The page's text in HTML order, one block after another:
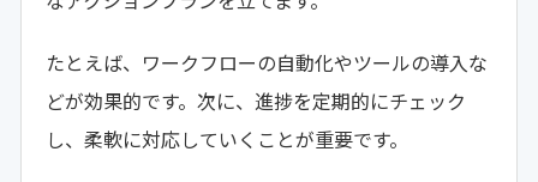
たとえば、ワークフローの自動化やツールの導入な
どが効果的です。次に、進捗を定期的にチェック
し、柔軟に対応していくことが重要です。